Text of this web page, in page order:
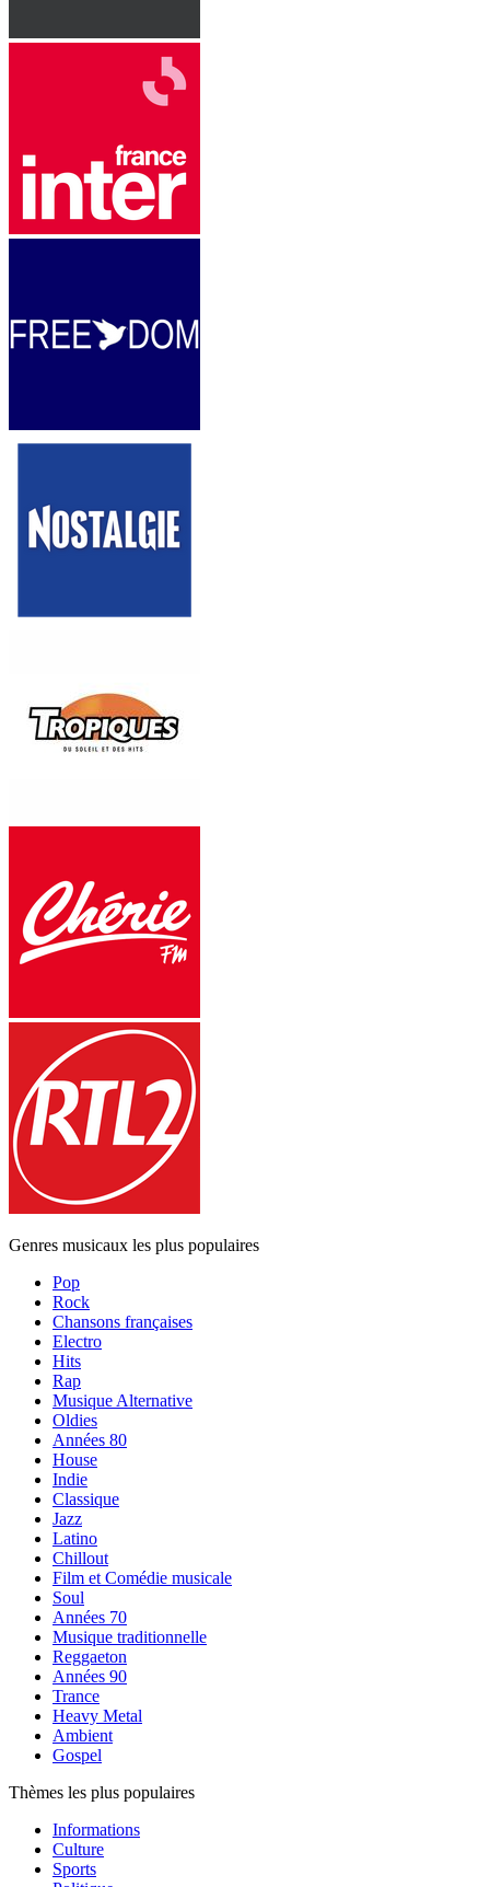
Genres musicaux les plus populaires
Pop
Rock
Chansons françaises
Electro
Hits
Rap
Musique Alternative
Oldies
Années 80
House
Indie
Classique
Jazz
Latino
Chillout
Film et Comédie musicale
Soul
Années 70
Musique traditionnelle
Reggaeton
Années 90
Trance
Heavy Metal
Ambient
Gospel
Thèmes les plus populaires
Informations
Culture
Sports